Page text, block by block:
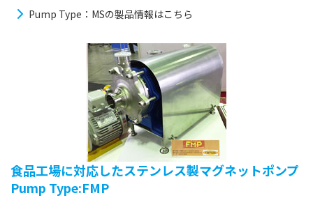
Pump Type：MSの製品情報はこちら
食品工場に対応したステンレス製マグネットポンプ
Pump Type:FMP